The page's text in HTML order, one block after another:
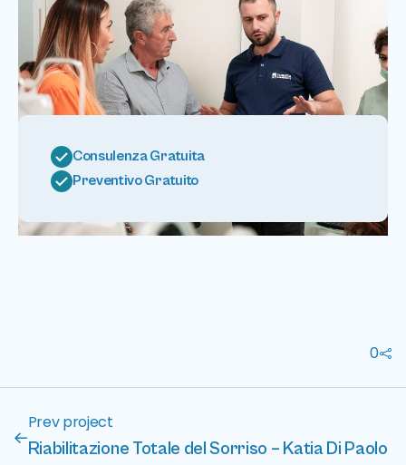
Consulenza Gratuita
Preventivo Gratuito
0
Prev project
Riabilitazione Totale del Sorriso – Katia Di Paolo